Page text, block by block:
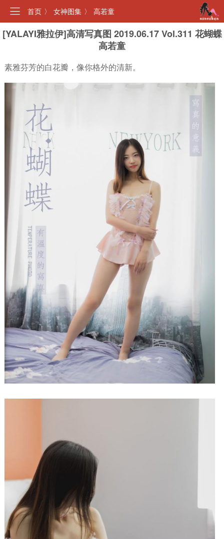
首页 〉 女神图集 〉 高若童
[YALAYI雅拉伊]高清写真图 2019.06.17 Vol.311 花蝴蝶
高若童
素雅芬芳的白花瓣，像你格外的清新。